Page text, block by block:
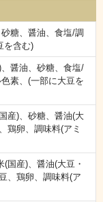
糖、醤油、食塩/調
を含む)
醤油、砂糖、食塩/
素、(一部に大豆を
産)、砂糖、醤油(大
鶏卵、調味料(アミ
(国産)、醤油(大豆・
、鶏卵、調味料(ア